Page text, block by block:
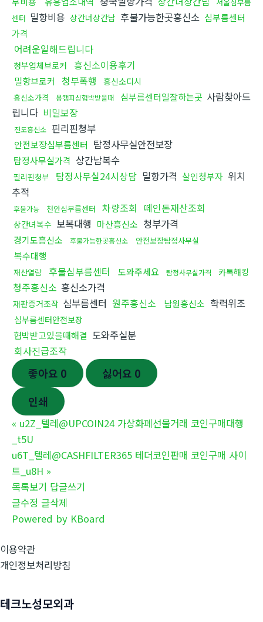
센터 밀항비용 상간녀상간남 후불가능한곳흥신소 심부름센터
가격
어려운일해드립니다
청부업체브로커 흥신소이용후기
밀항브로커 청부폭행 흥신소디시
흥신소가격 몸캠피싱협박받을때 심부름센터일잘하는곳 사람찾아드
립니다 비밀보장
진도흥신소 핀리핀청부
안전보장심부름센터 탐정사무실안전보장
탐정사무실가격 상간남복수
필리핀청부 탐정사무실24시상담 밀항가격 살인청부자 위치
추적
후불가능 천안심부름센터 차량조회 떼인돈재산조회
상간녀복수 보복대행 마산흥신소 청부가격
경기도흥신소 후불가능한곳흥신소 안전보장탐정사무실
복수대행
재산열람 후불심부름센터 도와주세요 탐정사무실가격 카톡해킹
청주흥신소 흥신소가격
재판증거조작 심부름센터 원주흥신소 남원흥신소 학력위조
심부름센터안전보장
협박받고있을때해결 도와주실분
회사진급조작
좋아요 0 싫어요 0
인쇄
« u2Z_텔레@UPCOIN24 가상화폐선물거래 코인구매대행
_t5U
u6T_텔레@CASHFILTER365 테더코인판매 코인구매 사이
트_u8H »
목록보기 답글쓰기
글수정 글삭제
Powered by KBoard
이용약관
개인정보처리방침
테크노성모외과